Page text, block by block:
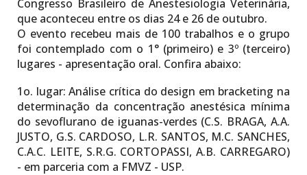
Congresso Brasileiro de Anestesiologia Veterinária,
que aconteceu entre os dias 24 e 26 de outubro.
O evento recebeu mais de 100 trabalhos e o grupo
foi contemplado com o 1° (primeiro) e 3º (terceiro)
lugares - apresentação oral. Confira abaixo:
1o. lugar: Análise crítica do design em bracketing na
determinação da concentração anestésica mínima
do sevoflurano de iguanas-verdes (C.S. BRAGA, A.A.
JUSTO, G.S. CARDOSO, L.R. SANTOS, M.C. SANCHES,
C.A.C. LEITE, S.R.G. CORTOPASSI, A.B. CARREGARO)
- em parceria com a FMVZ - USP.